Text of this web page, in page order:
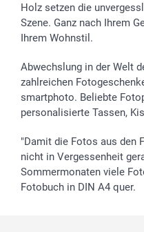
Geschenk-Gutscheine
Partnerprogramme
Investor Relations
B2B smartbusiness
Widerrufsrecht
Hochzeit
Geburtstag
Geburt
Zu allen Anlässen
72h Lieferung
Zahlungsmöglichkeiten
Sitemap
Status der Bestellung
smartfriends
smartgarantie
smartbonus
Holz setzen die
Szene. Ganz nach Ihrem
Ihrem Wohnstil.
Abwechslung in der Welt
zahlreichen
smartphoto. Beliebte
personalisierte Tassen,
"Damit die Fotos aus den
nicht in Vergessenheit
Sommermonaten viele
Fotobuch in DIN A4 quer.